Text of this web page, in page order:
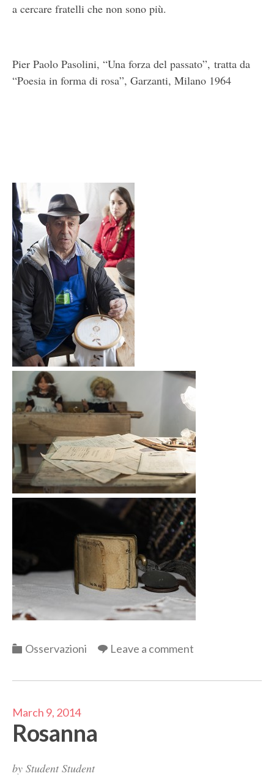
a cercare fratelli che non sono più.
Pier Paolo Pasolini, “Una forza del passato”, tratta da
“Poesia in forma di rosa”, Garzanti, Milano 1964
Categories
Osservazioni Leave a comment
March 9, 2014
Rosanna
by Student Student